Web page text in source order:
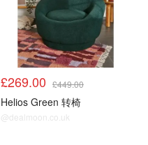
£269.00 £449.00
Helios Green 转椅
@dealmoon.co.uk